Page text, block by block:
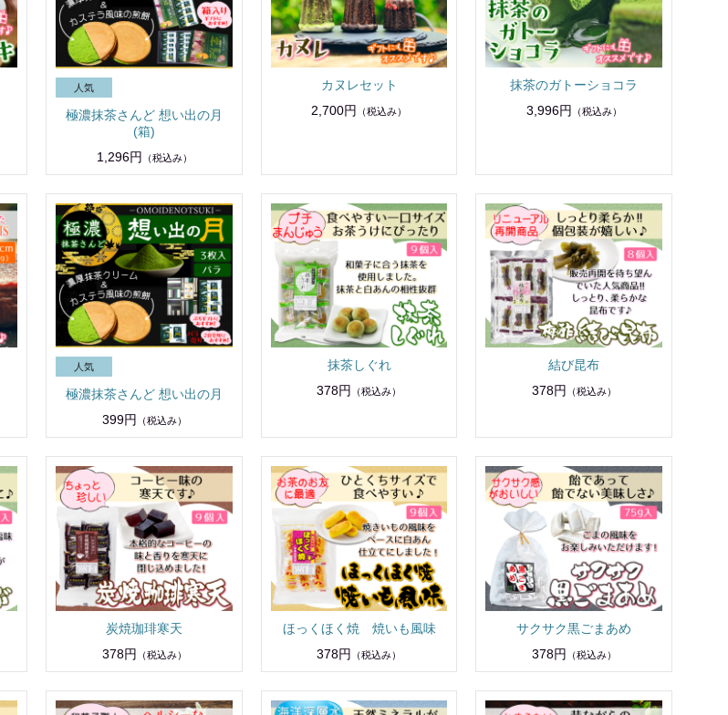
極濃抹茶さんど 想い出の月
(箱)
1,296円
（税込み）
カヌレセット
2,700円
（税込み）
抹茶のガトーショコラ
3,996円
（税込み）
極濃抹茶さんど 想い出の月
399円
（税込み）
抹茶しぐれ
378円
（税込み）
結び昆布
378円
（税込み）
炭焼珈琲寒天
378円
（税込み）
ほっくほく焼 焼いも風味
378円
（税込み）
サクサク黒ごまあめ
378円
（税込み）